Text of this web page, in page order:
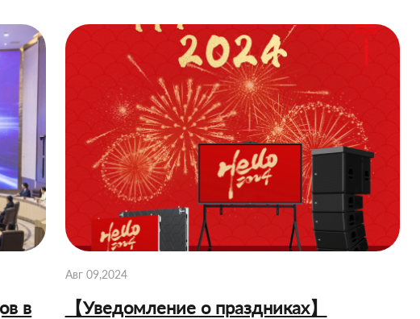
в
Авг 09,2024
【Уведомление о праздниках】